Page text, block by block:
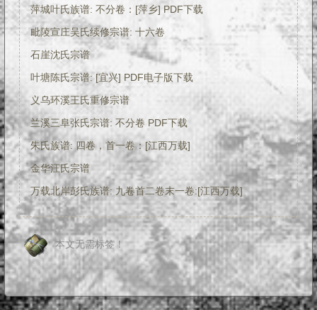
萍城叶氏族谱: 不分卷：[萍乡] PDF下载
毗陵宣庄吴氏续修宗谱: 十六卷
石崖沈氏宗谱
叶塘陈氏宗谱: [宜兴] PDF电子版下载
义乌环溪王氏重修宗谱
兰溪三阜张氏宗谱: 不分卷 PDF下载
朱氏族谱: 四卷，首一卷：[江西万载]
金华汪氏宗谱
万载北岸彭氏族谱: 九卷首二卷末一卷:[江西万载]
本文无需标签！